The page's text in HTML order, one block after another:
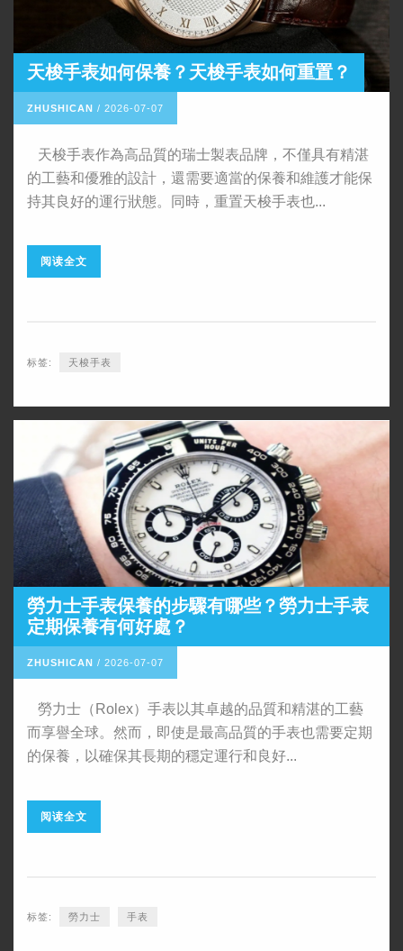
​天梭手表如何保養？天梭手表如何重置？
ZHUSHICAN / 2026-07-07
天梭手表作為高品質的瑞士製表品牌，不僅具有精湛
的工藝和優雅的設計，還需要適當的保養和維護才能保
持其良好的運行狀態。同時，重置天梭手表也...
阅读全文
标签: ​天梭手表
​勞力士手表保養的步驟有哪些？勞力士手表
定期保養有何好處？
ZHUSHICAN / 2026-07-07
勞力士（Rolex）手表以其卓越的品質和精湛的工藝
而享譽全球。然而，即使是最高品質的手表也需要定期
的保養，以確保其長期的穩定運行和良好...
阅读全文
标签: ​勞力士 手表